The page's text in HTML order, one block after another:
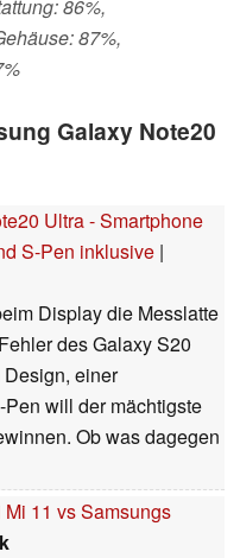
86%,
87%,
Galaxy Note20
Ultra - Smartphone
S-Pen inklusive |
Display die Messlatte
des Galaxy S20
einer
will der mächtigste
Ob was dagegen
11 vs Samsungs